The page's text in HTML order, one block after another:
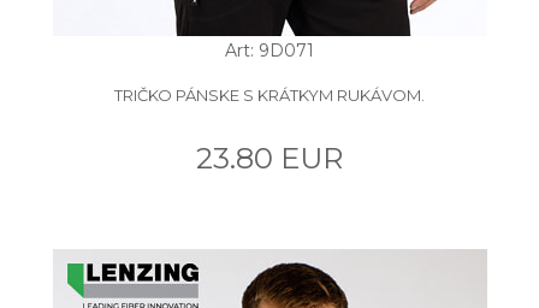
Art: 9D071
TRIČKO PÁNSKE S KRÁTKYM RUKÁVOM.
23.80 EUR